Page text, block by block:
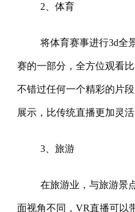
2、体育
将体育赛事进行3d全
赛的一部分，全方位观看
不错过任何一个精彩的片
展示，比传统直播更加灵
3、旅游
在旅游业，与旅游景
面视角不同，VR直播可以